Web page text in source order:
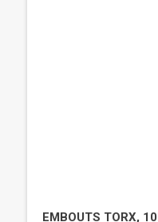
EMBOUTS TORX,